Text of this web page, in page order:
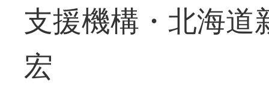
支援機構・北海道
宏